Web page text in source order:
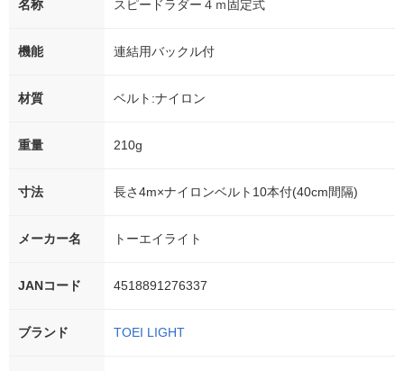
名称 スピードラダー４ｍ固定式
機能 連結用バックル付
材質 ベルト:ナイロン
重量 210g
寸法 長さ4m×ナイロンベルト10本付(40cm間隔)
メーカー名 トーエイライト
JANコード 4518891276337
ブランド TOEI LIGHT